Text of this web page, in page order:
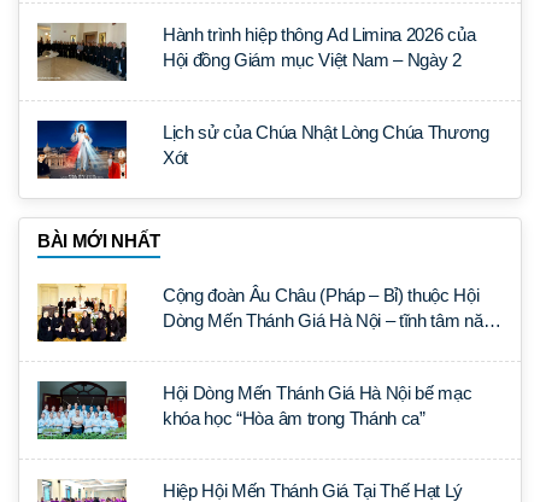
Hành trình hiệp thông Ad Limina 2026 của
Hội đồng Giám mục Việt Nam – Ngày 2
Lịch sử của Chúa Nhật Lòng Chúa Thương
Xót
BÀI MỚI NHẤT
Cộng đoàn Âu Châu (Pháp – Bỉ) thuộc Hội
Dòng Mến Thánh Giá Hà Nội – tĩnh tâm năm
Hội Dòng Mến Thánh Giá Hà Nội bế mạc
khóa học “Hòa âm trong Thánh ca”
Hiệp Hội Mến Thánh Giá Tại Thế Hạt Lý